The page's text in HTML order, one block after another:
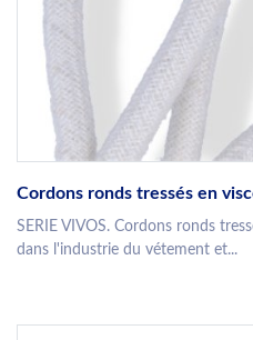
Cordons ronds tressés en
SERIE VIVOS. Cordons ronds
dans l'industrie du vétement et...